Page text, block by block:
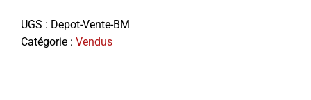
UGS : Depot-Vente-BM
Catégorie : Vendus